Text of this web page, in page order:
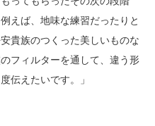
えば、地味な練習だったりと
貴族のつくった美しいものな
フィルターを通して、違う形
伝えたいです。」